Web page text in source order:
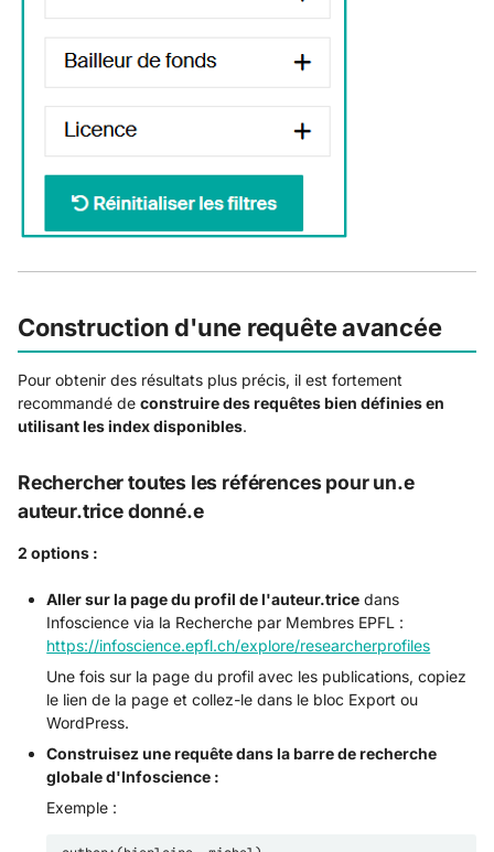
Construction d'une requête avancée
Pour obtenir des résultats plus précis, il est fortement
recommandé de construire des requêtes bien définies en
utilisant les index disponibles.
Rechercher toutes les références pour un.e
auteur.trice donné.e
2 options :
Aller sur la page du profil de l'auteur.trice dans
Infoscience via la Recherche par Membres EPFL :
https://infoscience.epfl.ch/explore/researcherprofiles
Une fois sur la page du profil avec les publications, copiez
le lien de la page et collez-le dans le bloc Export ou
WordPress.
Construisez une requête dans la barre de recherche
globale d'Infoscience :
Exemple :